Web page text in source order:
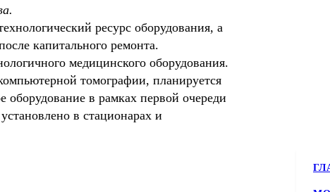
ресурс оборудования, а
капитального ремонта.
медицинского оборудования.
томографии, планируется
в рамках первой очереди
в стационарах и